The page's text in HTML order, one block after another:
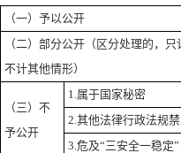
（一）予以公开
（二）部分公开（区分处理的，只
不计其他情形）
（三）不
予公开
1.属于国家秘密
2.其他法律行政法规
3.危及“三安全一稳定”